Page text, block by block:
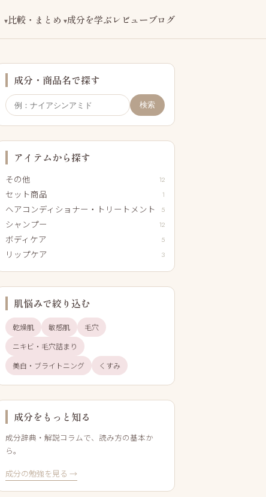
比較・まとめ 成分を学ぶレビューブログ
成分・商品名で探す
検索
アイテムから探す
その他 12
セット商品 1
ヘアコンディショナー・トリートメント 5
シャンプー 12
ボディケア 5
リップケア 3
肌悩みで絞り込む
乾燥肌 敏感肌
毛穴
ニキビ・毛穴詰まり
美白・ブライトニング
くすみ
成分をもっと知る
成分辞典・解説コラムで、読み方の基本か
ら。
成分の勉強を見る →